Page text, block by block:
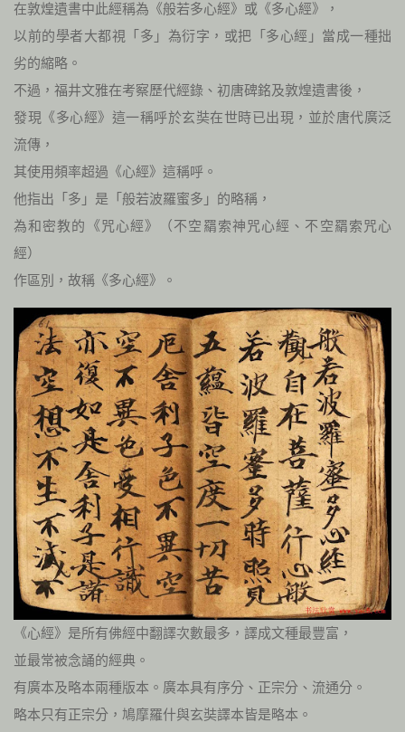
在敦煌遺書中此經稱為《般若多心經》或《多心經》，
以前的學者大都視「多」為衍字，或把「多心經」當成一種拙
劣的縮略。
不過，福井文雅在考察歷代經錄、初唐碑銘及敦煌遺書後，
發現《多心經》這一稱呼於玄奘在世時已出現，並於唐代廣泛
流傳，
其使用頻率超過《心經》這稱呼。
他指出「多」是「般若波羅蜜多」的略稱，
為和密教的《咒心經》（不空羂索神咒心經、不空羂索咒心
經）
作區別，故稱《多心經》。
《心經》是所有佛經中翻譯次數最多，譯成文種最豐富，
並最常被念誦的經典。
有廣本及略本兩種版本。廣本具有序分、正宗分、流通分。
略本只有正宗分，鳩摩羅什與玄奘譯本皆是略本。